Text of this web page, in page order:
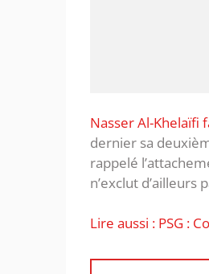
Nasser Al-Khelaïfi
dernier sa
rappelé
n’exclut d’ailleurs
Lire aussi : PSG :